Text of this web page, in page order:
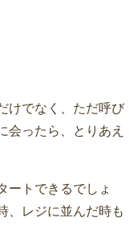
けでなく、ただ呼び
会ったら、とりあえ
ートできるでしょ
、レジに並んだ時も